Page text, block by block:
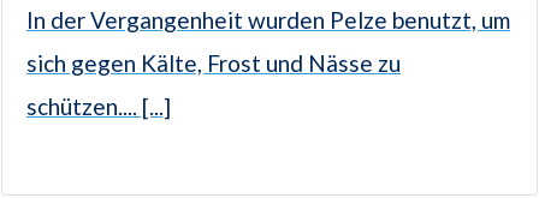
In der Vergangenheit wurden Pelze benutzt, um
sich gegen Kälte, Frost und Nässe zu
schützen.... [...]